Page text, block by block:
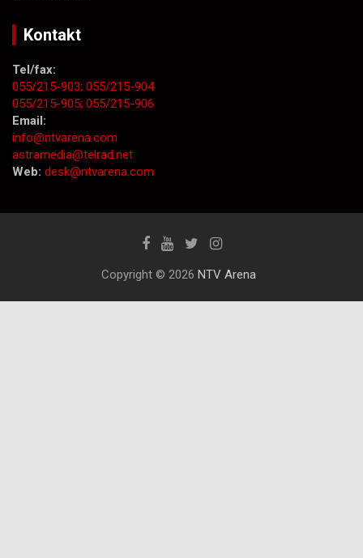
Kontakt
Tel/fax:
055/215-903; 055/215-904
055/215-905; 055/215-906
Email:
info@ntvarena.com
astramedia@telrad.net
Web: desk@ntvarena.com
Copyright © 2026 NTV Arena